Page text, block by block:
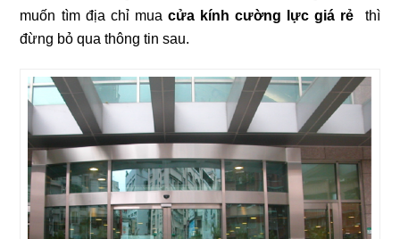
muốn tìm địa chỉ mua cửa kính cường lực giá rẻ
thì
đừng bỏ qua thông tin sau.